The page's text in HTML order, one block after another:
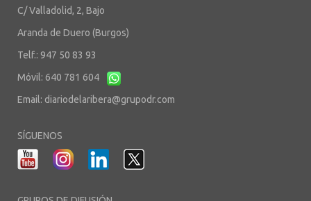
C/ Valladolid, 2, Bajo
Aranda de Duero (Burgos)
Telf.: 947 50 83 93
Móvil: 640 781 604
Email: diariodelaribera@grupodr.com
SÍGUENOS